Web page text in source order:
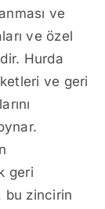
ve
ve özel
Hurda
ve geri
geri
bu zincirin